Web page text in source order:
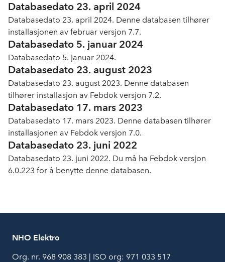
Databasedato 23. april 2024
Databasedato 23. april 2024. Denne databasen tilhører
installasjonen av februar versjon 7.7.
Databasedato 5. januar 2024
Databasedato 5. januar 2024.
Databasedato 23. august 2023
Databasedato 23. august 2023. Denne databasen
tilhører installasjon av Febdok versjon 7.2.
Databasedato 17. mars 2023
Databasedato 17. mars 2023. Denne databasen tilhører
installasjonen av Febdok versjon 7.0.
Databasedato 23. juni 2022
Databasedato 23. juni 2022. Du må ha Febdok versjon
6.0.223 for å benytte denne databasen.
NHO Elektro
Org. nr. 968 908 383 | ISO org: 971 033 517